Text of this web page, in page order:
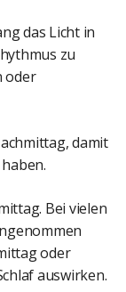
das Licht in
zu
oder
damit
Bei vielen
oder
auswirken.